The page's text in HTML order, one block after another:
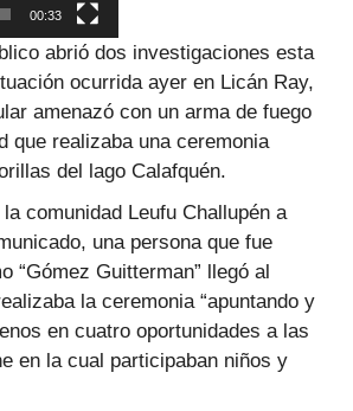
00:33
abrió dos investigaciones esta
ocurrida ayer en Licán Ray,
amenazó con un arma de fuego
que realizaba una ceremonia
del lago Calafquén.
comunidad Leufu Challupén a
una persona que fue
“Gómez Guitterman” llegó al
la ceremonia “apuntando y
en cuatro oportunidades a las
en la cual participaban niños y